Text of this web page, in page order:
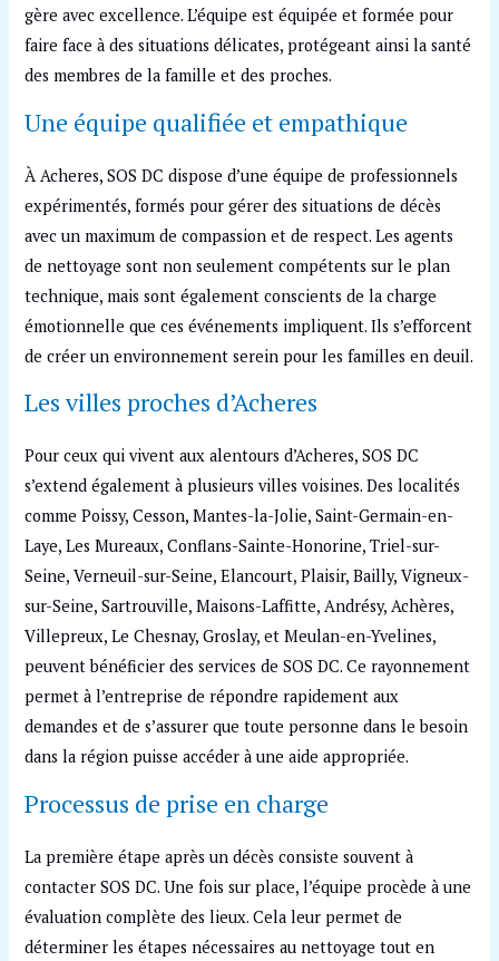
gère avec excellence. L’équipe est équipée et formée pour
faire face à des situations délicates, protégeant ainsi la santé
des membres de la famille et des proches.
Une équipe qualifiée et empathique
À Acheres, SOS DC dispose d’une équipe de professionnels
expérimentés, formés pour gérer des situations de décès
avec un maximum de compassion et de respect. Les agents
de nettoyage sont non seulement compétents sur le plan
technique, mais sont également conscients de la charge
émotionnelle que ces événements impliquent. Ils s’efforcent
de créer un environnement serein pour les familles en deuil.
Les villes proches d’Acheres
Pour ceux qui vivent aux alentours d’Acheres, SOS DC
s’extend également à plusieurs villes voisines. Des localités
comme Poissy, Cesson, Mantes-la-Jolie, Saint-Germain-en-
Laye, Les Mureaux, Conflans-Sainte-Honorine, Triel-sur-
Seine, Verneuil-sur-Seine, Elancourt, Plaisir, Bailly, Vigneux-
sur-Seine, Sartrouville, Maisons-Laffitte, Andrésy, Achères,
Villepreux, Le Chesnay, Groslay, et Meulan-en-Yvelines,
peuvent bénéficier des services de SOS DC. Ce rayonnement
permet à l’entreprise de répondre rapidement aux
demandes et de s’assurer que toute personne dans le besoin
dans la région puisse accéder à une aide appropriée.
Processus de prise en charge
La première étape après un décès consiste souvent à
contacter SOS DC. Une fois sur place, l’équipe procède à une
évaluation complète des lieux. Cela leur permet de
déterminer les étapes nécessaires au nettoyage tout en